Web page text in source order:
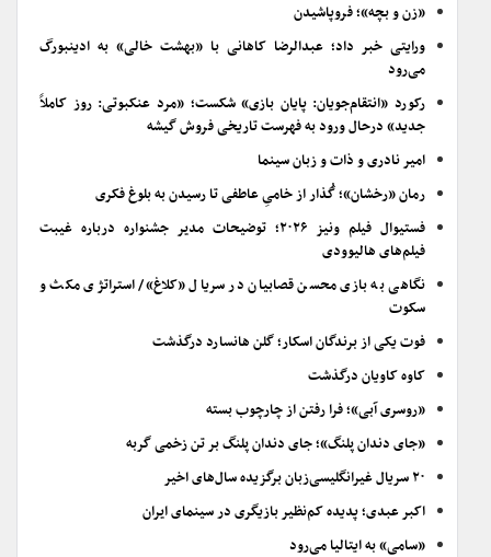
«زن و بچه»؛ فروپاشیدن
ورایتی خبر داد؛ عبدالرضا کاهانی با «بهشت خالی» به ادینبورگ
می‌رود
رکورد «انتقام‌جویان: پایان بازی» شکست؛ «مرد عنکبوتی: روز کاملاً
جدید» درحال ورود به فهرست تاریخی فروش گیشه
امیر نادری و ذات و زبان سینما
رمان «رخشان»؛ گُذار از خامیِ عاطفی تا رسیدن به بلوغ فکری
فستیوال فیلم ونیز ۲۰۲۶؛ توضیحات مدیر جشنواره درباره غیبت
فیلم‌های هالیوودی
نگاهی به بازی محسن قصابیان در سریال «کلاغ»/ استراتژی مکث و
سکوت
فوت یکی از برندگان اسکار؛ گلن هانسارد درگذشت
کاوه کاویان درگذشت
«روسری آبی»؛ فرا رفتن از چارچوب بسته
«جای دندان پلنگ»؛ جای دندان پلنگ بر تن زخمی گربه
۲۰ سریال غیرانگلیسی‌زبان برگزیده سال‌های اخیر
اکبر عبدی؛ پدیده کم‌نظیر بازیگری در سینمای ایران
«سامی» به ایتالیا می‌رود